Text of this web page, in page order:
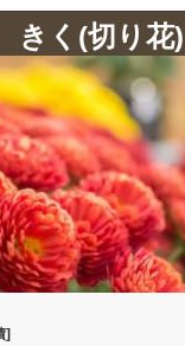
きく(切り花)
]